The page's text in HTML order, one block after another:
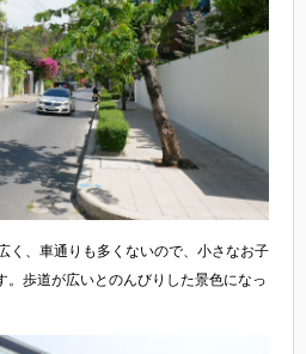
く、車通りも多くないので、小さなお子
。歩道が広いとのんびりした景色になっ